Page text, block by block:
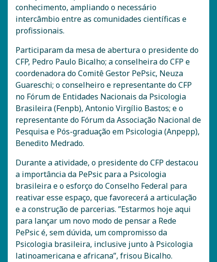
conhecimento, ampliando o necessário
intercâmbio entre as comunidades científicas e
profissionais.
Participaram da mesa de abertura o presidente do
CFP, Pedro Paulo Bicalho; a conselheira do CFP e
coordenadora do Comitê Gestor PePsic, Neuza
Guareschi; o conselheiro e representante do CFP
no Fórum de Entidades Nacionais da Psicologia
Brasileira (Fenpb), Antonio Virgílio Bastos; e o
representante do Fórum da Associação Nacional de
Pesquisa e Pós-graduação em Psicologia (Anpepp),
Benedito Medrado.
Durante a atividade, o presidente do CFP destacou
a importância da PePsic para a Psicologia
brasileira e o esforço do Conselho Federal para
reativar esse espaço, que favorecerá a articulação
e a construção de parcerias. ”Estarmos hoje aqui
para lançar um novo modo de pensar a Rede
PePsic é, sem dúvida, um compromisso da
Psicologia brasileira, inclusive junto à Psicologia
latinoamericana e africana”, frisou Bicalho.